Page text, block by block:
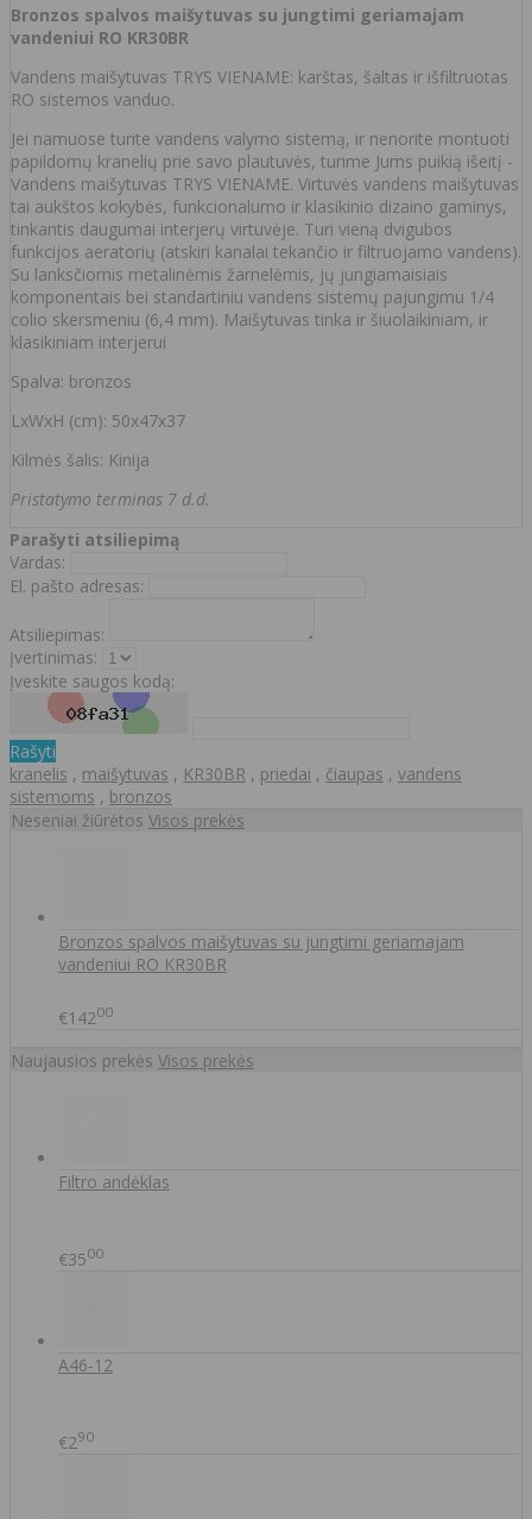
Bronzos spalvos maišytuvas su jungtimi geriamajam
vandeniui RO KR30BR
Vandens maišytuvas TRYS VIENAME: karštas, šaltas ir išfiltruotas
RO sistemos vanduo.
Jei namuose turite vandens valymo sistemą, ir nenorite montuoti
papildomų kranelių prie savo plautuvės, turime Jums puikią išeitį -
Vandens maišytuvas TRYS VIENAME. Virtuvės vandens maišytuvas
tai aukštos kokybės, funkcionalumo ir klasikinio dizaino gaminys,
tinkantis daugumai interjerų virtuvėje. Turi vieną dvigubos
funkcijos aeratorių (atskiri kanalai tekančio ir filtruojamo vandens).
Su lanksčiomis metalinėmis žarnelėmis, jų jungiamaisiais
komponentais bei standartiniu vandens sistemų pajungimu 1/4
colio skersmeniu (6,4 mm). Maišytuvas tinka ir šiuolaikiniam, ir
klasikiniam interjerui
Spalva: bronzos
LxWxH (cm): 50x47x37
Kilmės šalis: Kinija
Pristatymo terminas 7 d.d.
Parašyti atsiliepimą
Vardas:
El. pašto adresas:
Atsiliepimas:
Įvertinimas:
Įveskite saugos kodą:
Rašyti
kranelis , maišytuvas , KR30BR , priedai , čiaupas , vandens
sistemoms , bronzos
Neseniai žiūrėtos Visos prekės
Bronzos spalvos maišytuvas su jungtimi geriamajam
vandeniui RO KR30BR
€14200
Naujausios prekės Visos prekės
Filtro andėklas
€3500
A46-12
€290